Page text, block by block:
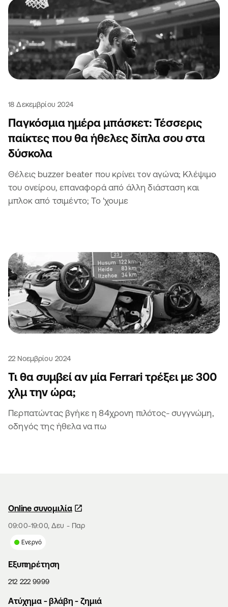
18 Δεκεμβρίου 2024
Παγκόσμια ημέρα μπάσκετ: Τέσσερις
παίκτες που θα ήθελες δίπλα σου στα
δύσκολα
Θέλεις buzzer beater που κρίνει τον αγώνα; Κλέψιμο
του ονείρου, επαναφορά από άλλη διάσταση και
μπλοκ από τσιμέντο; Το 'χουμε
22 Νοεμβρίου 2024
Τι θα συμβεί αν μία Ferrari τρέξει με 300
χλμ την ώρα;
Περπατώντας βγήκε η 84χρονη πιλότος- συγγνώμη,
οδηγός της ήθελα να πω
Online συνομιλία
09:00-19:00, Δευ - Παρ
Ενεργό
Εξυπηρέτηση
212 222 9999
Aτύχημα - βλάβη - ζημιά